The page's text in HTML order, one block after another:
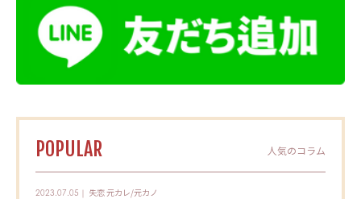
POPULAR 人気のコラム
2023.07.05｜ 失恋元カレ/元カノ